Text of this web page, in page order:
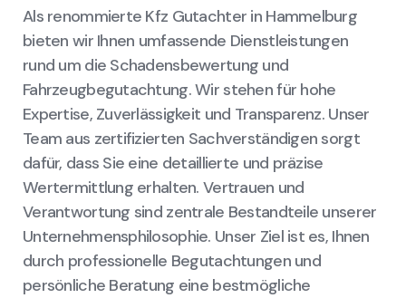
Als renommierte Kfz Gutachter in Hammelburg
bieten wir Ihnen umfassende Dienstleistungen
rund um die Schadensbewertung und
Fahrzeugbegutachtung. Wir stehen für hohe
Expertise, Zuverlässigkeit und Transparenz. Unser
Team aus zertifizierten Sachverständigen sorgt
dafür, dass Sie eine detaillierte und präzise
Wertermittlung erhalten. Vertrauen und
Verantwortung sind zentrale Bestandteile unserer
Unternehmensphilosophie. Unser Ziel ist es, Ihnen
durch professionelle Begutachtungen und
persönliche Beratung eine bestmögliche